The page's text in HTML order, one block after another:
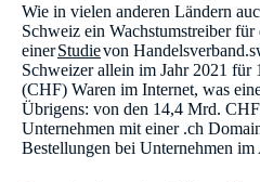
Wie in vielen anderen Ländern
Schweiz ein Wachstumstreiber
einerStudievon
Schweizer allein im Jahr 2021 für
(CHF) Waren im Internet, was
Übrigens: von den 14,4 Mrd.
Unternehmen mit einer .ch
Bestellungen bei Unternehmen im